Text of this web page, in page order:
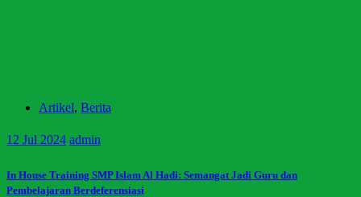
Artikel, Berita
12 Jul 2024 admin
In House Training SMP Islam Al Hadi: Semangat Jadi Guru dan
Pembelajaran Berdeferensiasi